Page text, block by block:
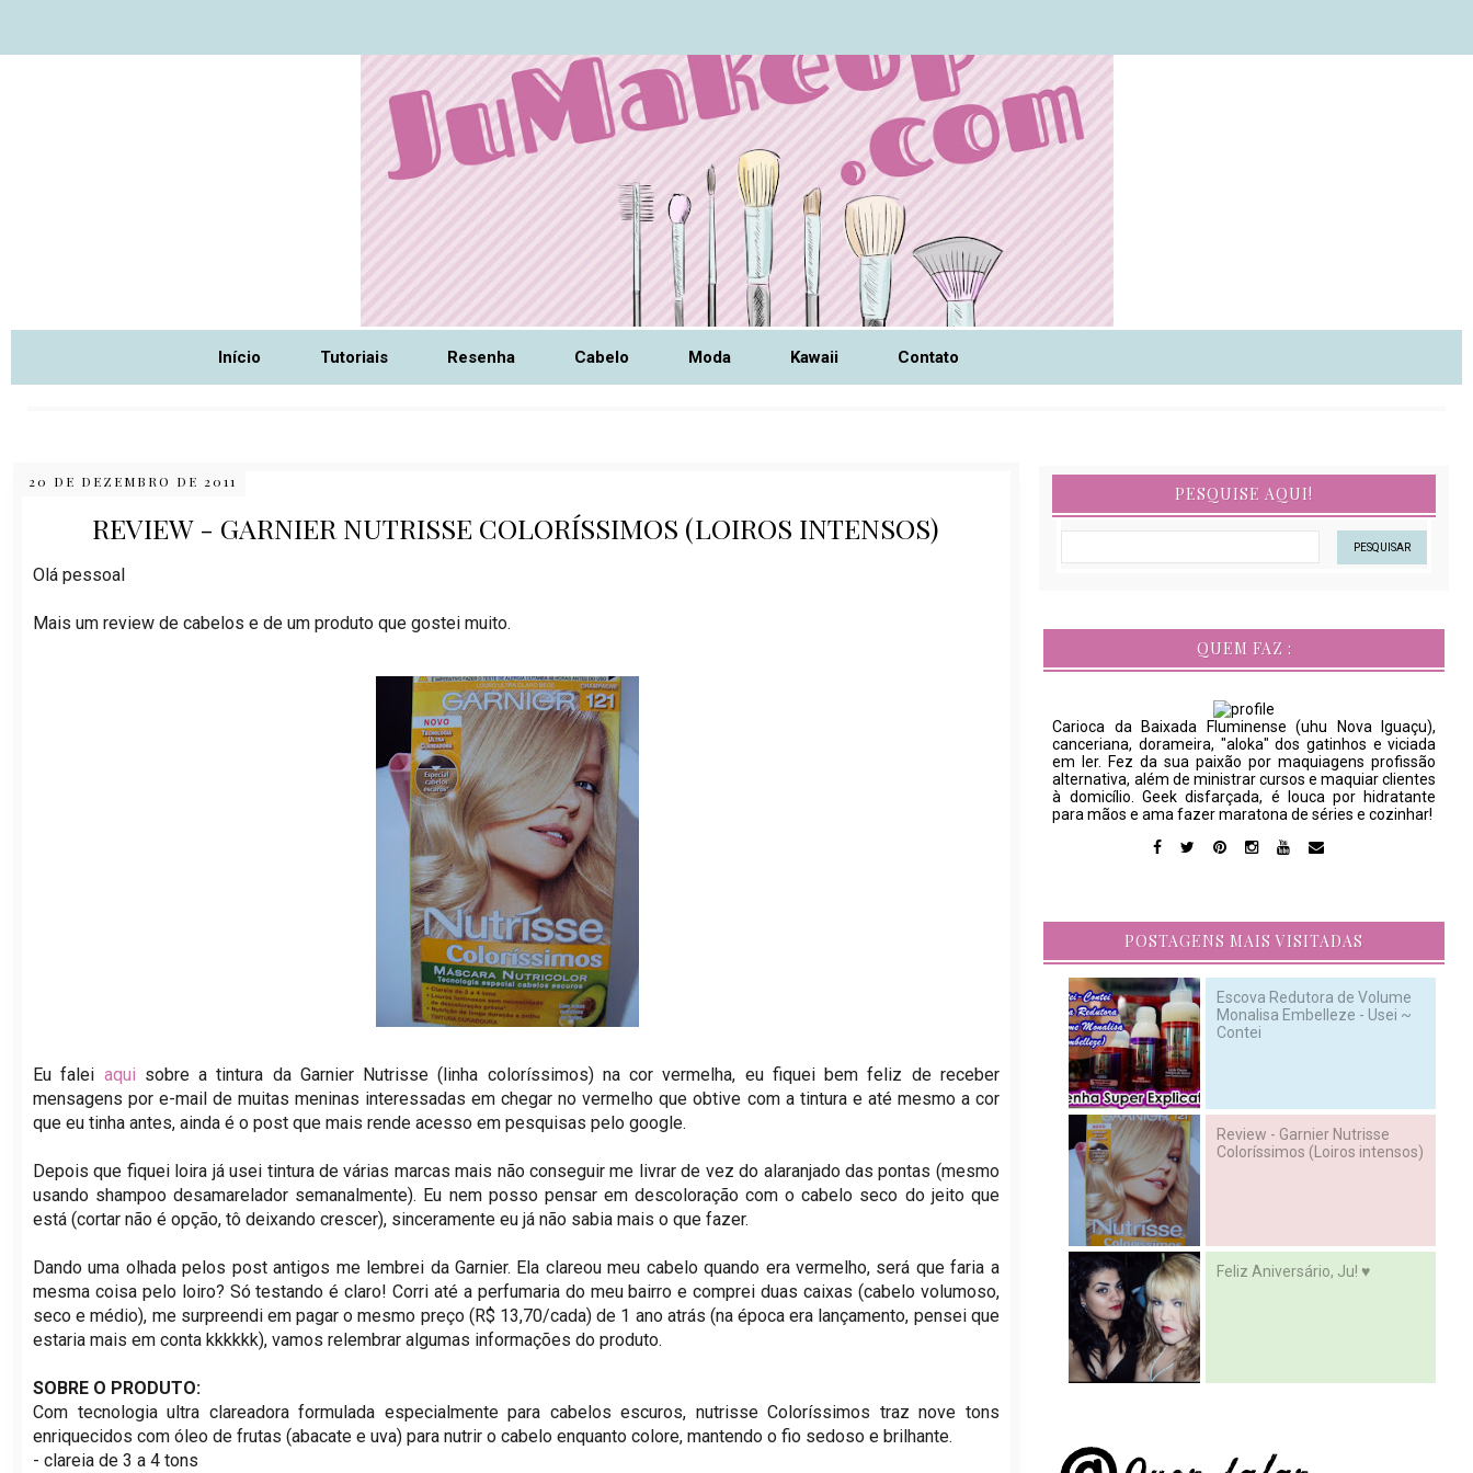
Início Tutoriais Resenha Cabelo Moda Kawaii Contato
20 DE DEZEMBRO DE 2011
REVIEW - GARNIER NUTRISSE COLORÍSSIMOS (LOIROS INTENSOS)
Olá pessoal
Mais um review de cabelos e de um produto que gostei muito.
Eu falei aqui sobre a tintura da Garnier Nutrisse (linha coloríssimos) na cor vermelha, eu fiquei bem feliz de receber
mensagens por e-mail de muitas meninas interessadas em chegar no vermelho que obtive com a tintura e até mesmo a cor
que eu tinha antes, ainda é o post que mais rende acesso em pesquisas pelo google.
Depois que fiquei loira já usei tintura de várias marcas mais não conseguir me livrar de vez do alaranjado das pontas (mesmo
usando shampoo desamarelador semanalmente). Eu nem posso pensar em descoloração com o cabelo seco do jeito que
está (cortar não é opção, tô deixando crescer), sinceramente eu já não sabia mais o que fazer.
Dando uma olhada pelos post antigos me lembrei da Garnier. Ela clareou meu cabelo quando era vermelho, será que faria a
mesma coisa pelo loiro? Só testando é claro! Corri até a perfumaria do meu bairro e comprei duas caixas (cabelo volumoso,
seco e médio), me surpreendi em pagar o mesmo preço (R$ 13,70/cada) de 1 ano atrás (na época era lançamento, pensei que
estaria mais em conta kkkkkk), vamos relembrar algumas informações do produto.
SOBRE O PRODUTO:
Com tecnologia ultra clareadora formulada especialmente para cabelos escuros, nutrisse Coloríssimos traz nove tons
enriquecidos com óleo de frutas (abacate e uva) para nutrir o cabelo enquanto colore, mantendo o fio sedoso e brilhante.
- clareia de 3 a 4 tons
PESQUISE AQUI!
QUEM FAZ :
Carioca da Baixada Fluminense (uhu Nova Iguaçu),
canceriana, dorameira, "aloka" dos gatinhos e viciada
em ler. Fez da sua paixão por maquiagens profissão
alternativa, além de ministrar cursos e maquiar clientes
à domicílio. Geek disfarçada, é louca por hidratante
para mãos e ama fazer maratona de séries e cozinhar!
POSTAGENS MAIS VISITADAS
Escova Redutora de Volume
Monalisa Embelleze - Usei ~
Contei
Review - Garnier Nutrisse
Coloríssimos (Loiros intensos)
Feliz Aniversário, Ju! ♥